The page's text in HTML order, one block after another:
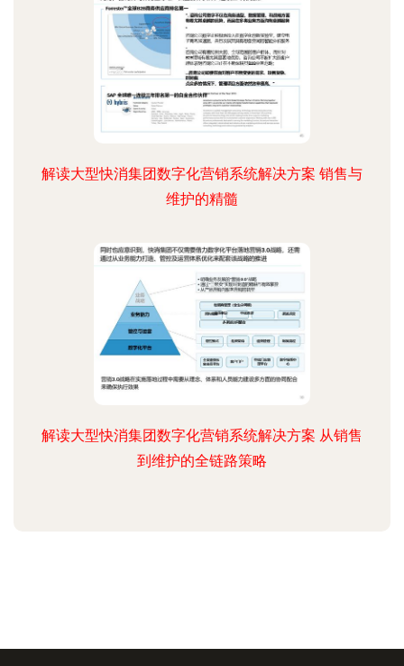
解读大型快消集团数字化营销系统解决方案 销售与
维护的精髓
解读大型快消集团数字化营销系统解决方案 从销售
到维护的全链路策略